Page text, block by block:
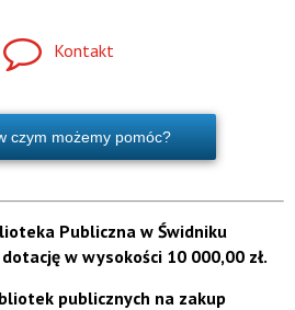
Kontakt
czym możemy pomóc?
Publiczna w Świdniku
w wysokości 10 000,00 zł.
publicznych na zakup